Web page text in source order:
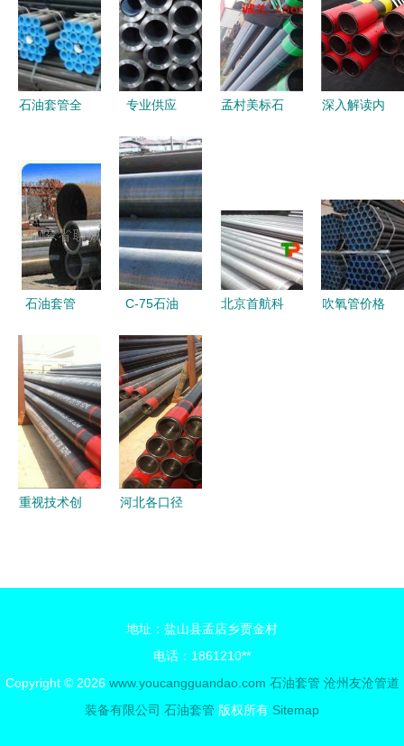
石油套管全
基于《包钢
37Mn5无缝
管J55》详
备解读
专业供应
油管、石油
套管及石油
钻探管与弯
管全解析
孟村美标石
深入解读内
市躊行情与
趋势策略
石油套管
到深层采油
的关键支柱
C-75石油
格、性能与
弯管技术全
面分析
北京首航科
吹氧管价格
重视技术创
河北各口径
地址：盐山县孟店乡贾金村
电话：1861210**
Copyright © 2026 www.youcangguandao.com 石油套管 沧州友沧管道
装备有限公司 石油套管 版权所有 Sitemap